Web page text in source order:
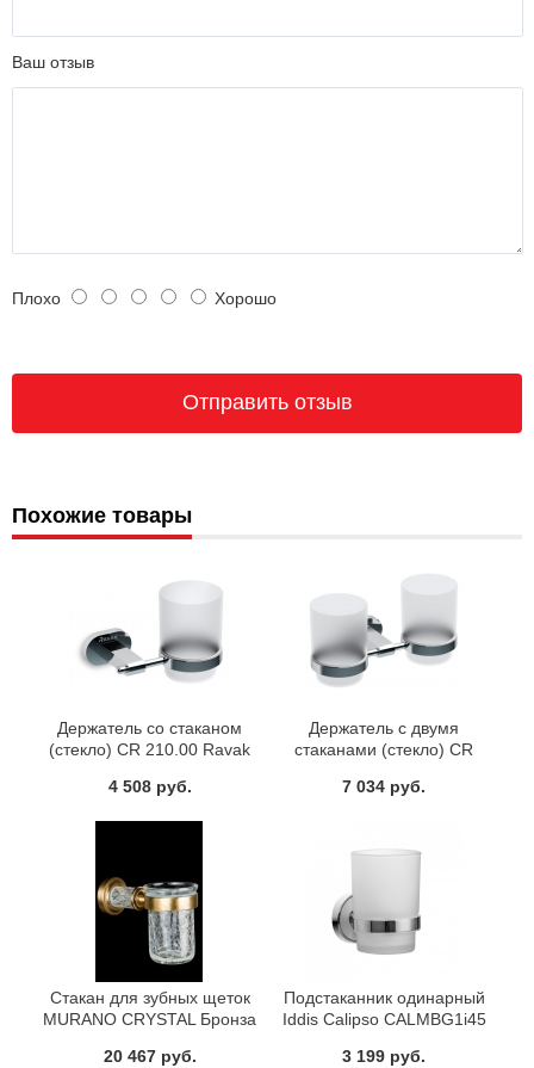
Ваш отзыв
Плохо Хорошо
Похожие товары
Держатель со стаканом
(стекло) CR 210.00 Ravak
4 508 руб.
Держатель с двумя
стаканами (стекло) CR
7 034 руб.
Стакан для зубных щеток
MURANO CRYSTAL Бронза
20 467 руб.
Подстаканник одинарный
Iddis Calipso CALMBG1i45
3 199 руб.